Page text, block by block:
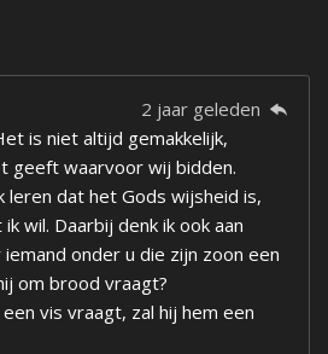
2 jaar geleden
is niet altijd gemakkelijk,
geeft waarvoor wij bidden.
leren dat het Gods wijsheid is,
wil. Daarbij denk ik ook aan
onder u die zijn zoon een
om brood vraagt?
vis vraagt, zal hij hem een